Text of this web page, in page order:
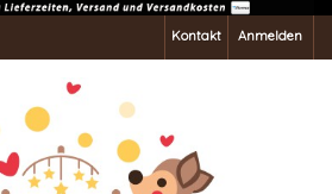
Anmelden
Kontakt